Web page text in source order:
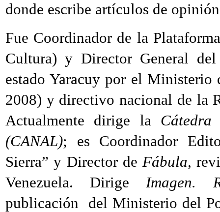
donde escribe artículos de
Fue Coordinador de la
Cultura) y Director General
estado Yaracuy por el
2008) y directivo nacional de la
Actualmente dirige la
(CANAL); es Coordinador
Sierra” y Director de Fábula,
Venezuela. DirigeImagen.
publicación del Ministerio del